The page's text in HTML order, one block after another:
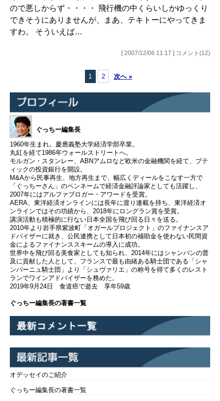
ので悪しからず・・・・ 飛行機の中くらいしかゆっくり
できそうにありませんが、まあ、テキトーにやってきま
すわ。 そういえば…
[ 2007/12/06 11:17 ] コメント(12)
1 2 次へ »
ぐっちー編集長
1960年生まれ。慶應義塾大学経済学部卒業。
丸紅を経て1986年ウォールストリートへ。
モルガン・スタンレー、ABNアムロなど欧米の金融機関を経て、ブテ
ィックの投資銀行を開設。
M&Aから民事再生、地方再生まで、幅広くディールをこなす一方で
「ぐっちーさん」のペンネームで経済金融評論家としても活躍し、
2007年にはアルファブロガー・アワードを受賞。
AERA、東洋経済オンラインには長年に渡り連載を持ち、東洋経済オ
ンラインではその功績から、2018年にロングラン賞を受賞。
講演活動も積極的に行ない日本全国を飛び回る日々を送る。
2010年より岩手県紫波町「オガールプロジェクト」のファイナンスア
ドバイザーに就き、公民連携として日本初の補助金を使わない民間資
金によるファイナンススキームの導入に成功。
世界中を飛び回る美食家としても知られ、2014年にはシャンパンの普
及に貢献した人として、フランスで最も由緒ある騎士団である「シャ
ンパーニュ騎士団」より「シュヴァリエ」の称号を得て多くのレスト
ランでワインアドバイザーを務めた。
2019年9月24日 食道癌で逝去 享年59歳
ぐっちー編集長の著書一覧
オデッセイのご紹介
ぐっちー編集長の著書一覧